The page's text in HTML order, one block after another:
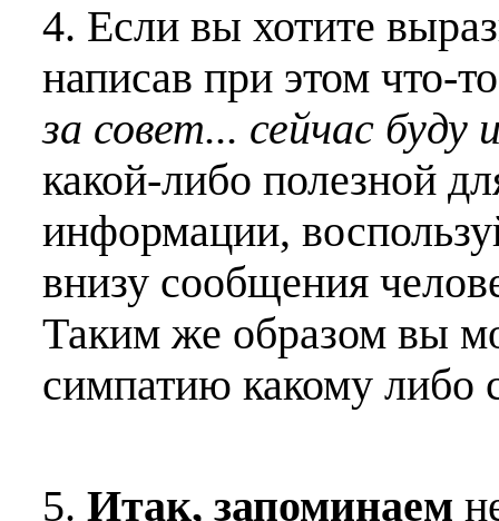
4. Если вы хотите
написав при этом что-
за совет... сейчас буду
какой-либо полезной
информации,
внизу сообщения
Таким же образом вы
симпатию какому
5. Итак, запоминаем